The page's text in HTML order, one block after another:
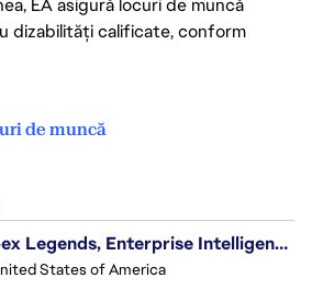
EA asigură locuri de muncă
dizabilități calificate, conform
de muncă
Expert Analyst - Apex Legends, Enterprise Intelligence (EI)
States of America